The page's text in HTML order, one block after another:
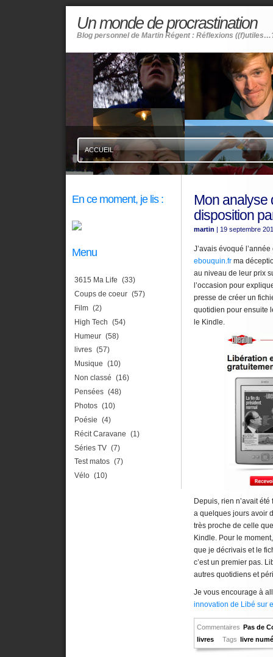
Un monde de procrastination
Blog personnel de Martin Régent : Réflexions
ACCUEIL
Mon analyse
disposition
martin | 19 septembre
J’avais évoqué
ebouquin.fr ma
au niveau de leur prix
l’occasion pour
presse de créer un
quotidien pour ensuite
le Kindle.
Depuis, rien n’avait
a quelques jours avoir
très proche de celle
Kindle. Pour le
que je décrivais et le
c’est un premier pas.
autres quotidiens et
Je vous encourage à
innovation de Libé sur
Commentaires Pas de
livres
Tags livre
En ce moment, je lis :
Menu
3615 Ma Life (33)
Coups de coeur (57)
Film (2)
High Tech (54)
Humeur (58)
livres (57)
Musique (10)
Non classé (16)
Pensées (48)
Photos (10)
Poésie (4)
Récit Caravane (1)
Séries TV (7)
Test matos (7)
Vélo (10)